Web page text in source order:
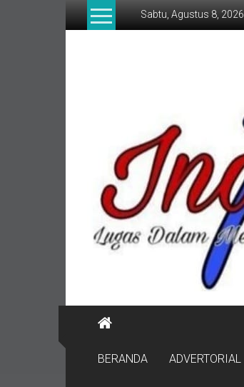
Lompat
Sabtu, Agustus 8, 2026
Menyikap
Berita,Terpercaya
Tegas
BERANDA ADVERTORIAL